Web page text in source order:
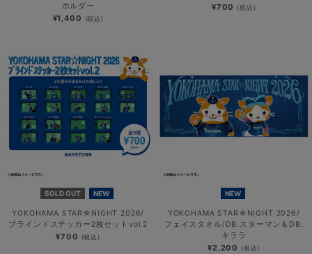
ホルダー
¥1,400 (税込)
¥700 (税込)
SOLD OUT NEW
YOKOHAMA STAR☆NIGHT 2026/
ブラインドステッカー2枚セットvol.2
¥700 (税込)
NEW
YOKOHAMA STAR☆NIGHT 2026/
フェイスタオル/DB.スターマン＆DB.
キララ
¥2,200 (税込)